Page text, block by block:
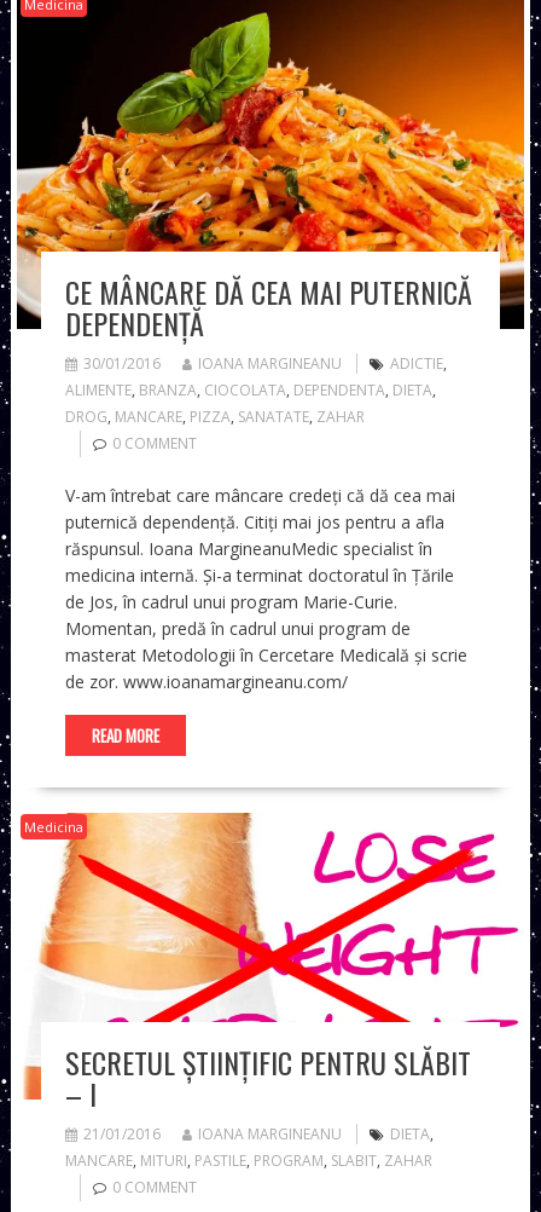
Medicina
CE MÂNCARE DĂ CEA MAI PUTERNICĂ
DEPENDENȚĂ
30/01/2016 IOANA MARGINEANU ADICTIE,
ALIMENTE, BRANZA, CIOCOLATA, DEPENDENTA, DIETA,
DROG, MANCARE, PIZZA, SANATATE, ZAHAR
0 COMMENT
V-am întrebat care mâncare credeți că dă cea mai
puternică dependență. Citiți mai jos pentru a afla
răspunsul. Ioana MargineanuMedic specialist în
medicina internă. Și-a terminat doctoratul în Țările
de Jos, în cadrul unui program Marie-Curie.
Momentan, predă în cadrul unui program de
masterat Metodologii în Cercetare Medicală și scrie
de zor. www.ioanamargineanu.com/
READ MORE
Medicina
SECRETUL ȘTIINȚIFIC PENTRU SLĂBIT
– I
21/01/2016 IOANA MARGINEANU DIETA,
MANCARE, MITURI, PASTILE, PROGRAM, SLABIT, ZAHAR
0 COMMENT